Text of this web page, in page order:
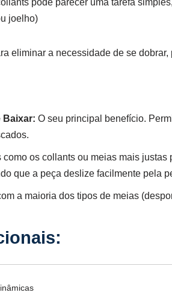
joelho)
eliminar a necessidade de se
Baixar: O seu principal benefício.
como os collants ou meias mais
que a peça deslize facilmente pela
a maioria dos tipos de meias